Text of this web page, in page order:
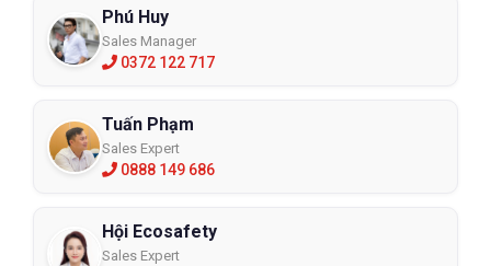
Phú Huy
Sales Manager
0372 122 717
Tuấn Phạm
Sales Expert
0888 149 686
Hội Ecosafety
Sales Expert